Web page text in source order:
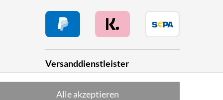
Versanddienstleister
Alle akzeptieren